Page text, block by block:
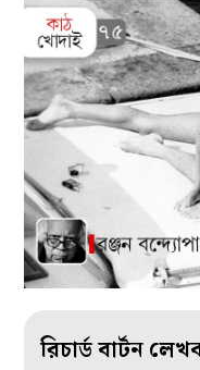
রিচার্ড বার্টন